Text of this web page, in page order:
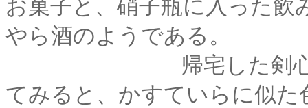
お菓子と、硝子瓶に入った
やら酒のようである。
帰宅した剣心と薫が
てみると、かすていらに似